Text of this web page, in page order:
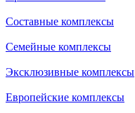
Составные комплексы
Семейные комплексы
Эксклюзивные комплексы
Европейские комплексы